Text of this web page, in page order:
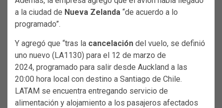
a la ciudad de Nueva Zelanda “de acuerdo a lo
programado”.
Y agregó que “tras la cancelación del vuelo, se definió
uno nuevo (LA1130) para el 12 de marzo de
2024, programado para salir desde Auckland a las
20:00 hora local con destino a Santiago de Chile.
LATAM se encuentra entregando servicio de
alimentación y alojamiento a los pasajeros afectados